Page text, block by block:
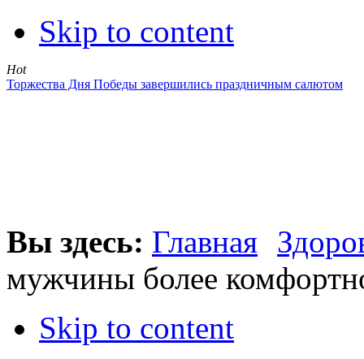
Skip to content
Hot
Торжества Дня Победы завершились праздничным салютом
Вы здесь: Главная
мужчины более
Skip to content